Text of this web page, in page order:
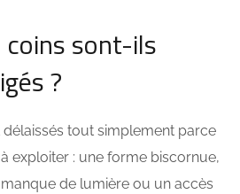
coins sont-ils
?
tout simplement parce
exploiter : une forme biscornue,
de lumière ou un accès